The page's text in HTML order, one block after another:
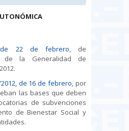
de 22 de febrero , de
de la Generalidad de
2012, de 16 de febrero , por
las bases que deben
de subvenciones
de Bienestar Social y